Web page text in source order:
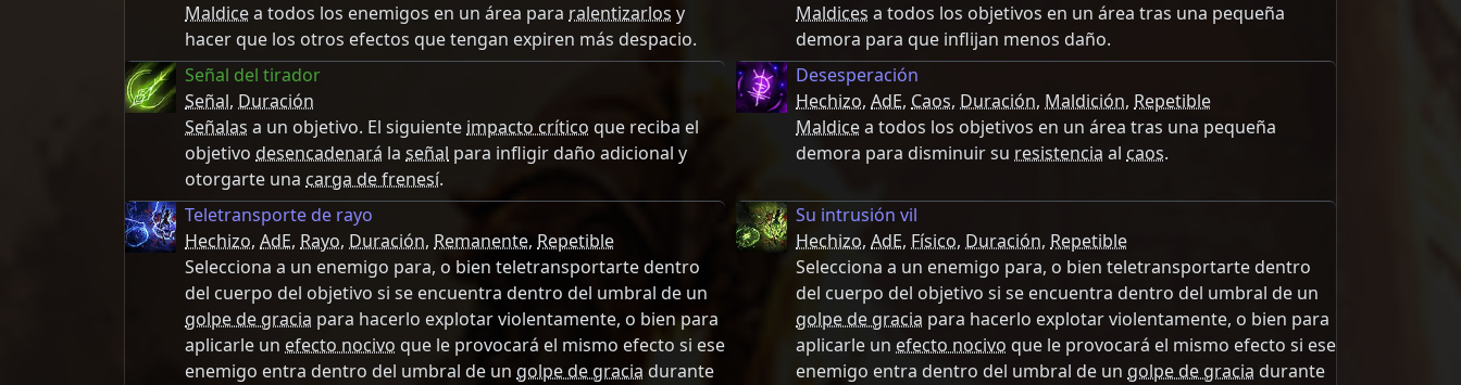
Maldicea todos los enemigos en un área para ralentizarlos y
hacer que los otros efectos que tengan expiren más despacio.
Maldices a todos los objetivos en un área tras una pequeña
demora para que inflijan menos daño.
Señal del tirador
Señal, Duración
Señalas a un objetivo. El siguiente impacto crítico que reciba el
objetivo desencadenará la señal para infligir daño adicional y
otorgarte una carga de frenesí.
Desesperación
Hechizo, AdE, Caos, Duración, Maldición, Repetible
Maldicea todos los objetivos en un área tras una pequeña
demora para disminuir su resistencia al caos.
Teletransporte de rayo
Hechizo, AdE, Rayo, Duración, Remanente, Repetible
Selecciona a un enemigo para, o bien teletransportarte dentro
del cuerpo del objetivo si se encuentra dentro del umbral de un
golpe de gracia para hacerlo explotar violentamente, o bien para
aplicarle un efecto nocivo que le provocará el mismo efecto si ese
enemigo entra dentro del umbral de un golpe de gracia durante
Su intrusión vil
Hechizo, AdE, Físico, Duración, Repetible
Selecciona a un enemigo para, o bien teletransportarte dentro
del cuerpo del objetivo si se encuentra dentro del umbral de un
golpe de gracia para hacerlo explotar violentamente, o bien para
aplicarle un efecto nocivo que le provocará el mismo efecto si ese
enemigo entra dentro del umbral de un golpe de gracia durante